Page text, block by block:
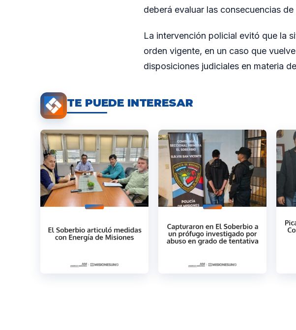
deberá evaluar las consecuencias
La intervención policial evitó que la
orden vigente, en un caso que
disposiciones judiciales en materia
TE PUEDE INTERESAR